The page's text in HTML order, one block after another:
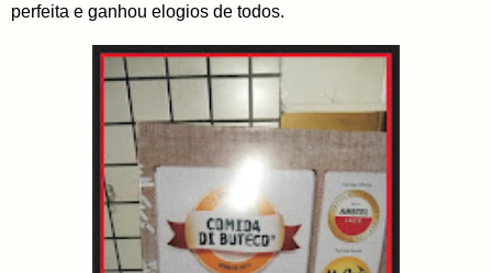
perfeita e ganhou elogios de todos.